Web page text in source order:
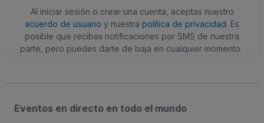
Al iniciar sesión o crear una cuenta, aceptas nuestro
acuerdo de usuario y nuestra política de privacidad. Es
posible que recibas notificaciones por SMS de nuestra
parte, pero puedes darte de baja en cualquier momento.
Eventos en directo en todo el mundo